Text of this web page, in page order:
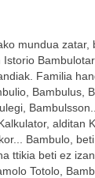
mundua
Familia
Bambulus,
alditan
Bambulo,
ttikia beti ez
Totolo,